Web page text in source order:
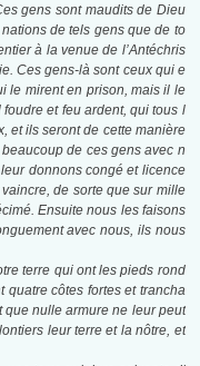
gens sont maudits de Dieu
de tels gens que de to
à la venue de l’Antéchris
Ces gens-là sont ceux qui e
le mirent en prison, mais il le
et feu ardent, qui tous l
et ils seront de cette manière
de ces gens avec n
donnons congé et licence
de sorte que sur mille
Ensuite nous les faisons
avec nous, ils nous
terre qui ont les pieds rond
quatre côtes fortes et trancha
que nulle armure ne leur peut
leur terre et la nôtre, et